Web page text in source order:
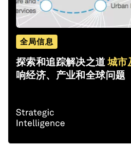
全局信息
探索和追踪解决之道城市
响经济、产业和全球问题